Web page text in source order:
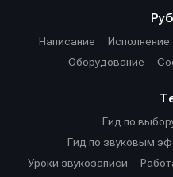
Написание
Исполнение
Оборудование
Гид по
Гид по звуковым
Уроки звукозаписи